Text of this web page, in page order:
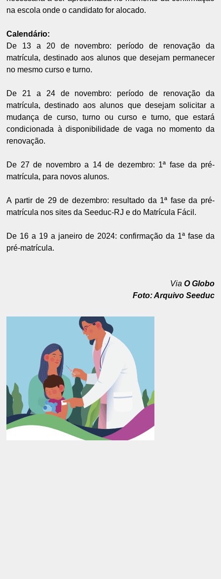
na escola onde o candidato for alocado.
Calendário:
De 13 a 20 de novembro: período de renovação da
matrícula, destinado aos alunos que desejam permanecer
no mesmo curso e turno.
De 21 a 24 de novembro: período de renovação da
matrícula, destinado aos alunos que desejam solicitar a
mudança de curso, turno ou curso e turno, que estará
condicionada à disponibilidade de vaga no momento da
renovação.
De 27 de novembro a 14 de dezembro: 1ª fase da pré-
matrícula, para novos alunos.
A partir de 29 de dezembro: resultado da 1ª fase da pré-
matrícula nos sites da Seeduc-RJ e do Matrícula Fácil.
De 16 a 19 a janeiro de 2024: confirmação da 1ª fase da
pré-matrícula.
Via O Globo
Foto: Arquivo Seeduc